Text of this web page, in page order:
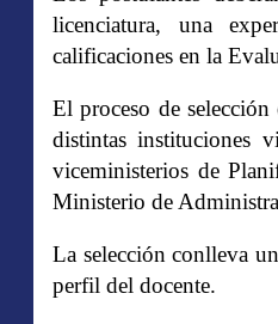
licenciatura, una
calificaciones en la
El proceso de
distintas instituciones
viceministerios de
Ministerio de
La selección conlleva
perfil del docente.